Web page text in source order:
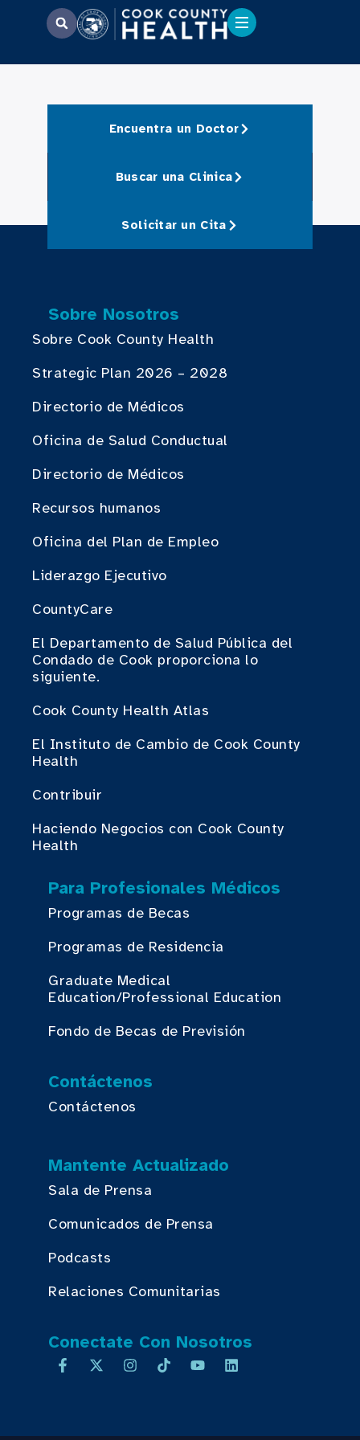
Encuentra un Doctor
Buscar una Clinica
Solicitar un Cita
Sobre Nosotros
Sobre Cook County Health
Strategic Plan 2026 – 2028
Directorio de Médicos
Oficina de Salud Conductual
Directorio de Médicos
Recursos humanos
Oficina del Plan de Empleo
Liderazgo Ejecutivo
CountyCare
El Departamento de Salud Pública del
Condado de Cook proporciona lo
siguiente.
Cook County Health Atlas
El Instituto de Cambio de Cook County
Health
Contribuir
Haciendo Negocios con Cook County
Health
Para Profesionales Médicos
Programas de Becas
Programas de Residencia
Graduate Medical
Education/Professional Education
Fondo de Becas de Previsión
Contáctenos
Contáctenos
Mantente Actualizado
Sala de Prensa
Comunicados de Prensa
Podcasts
Relaciones Comunitarias
Conectate Con Nosotros